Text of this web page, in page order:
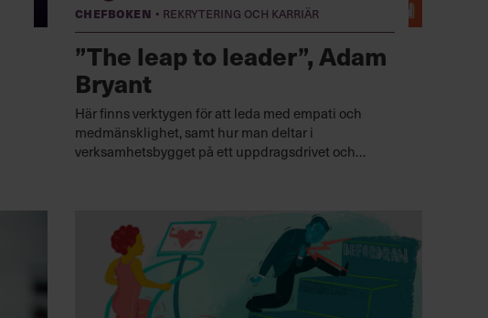
Chefboken · Rekrytering och karriär
”The leap to leader”, Adam
Bryant
Här finns verktygen för att leda med empati och
medmänsklighet, samt hur man deltar i
verksamhetsbygget på ett uppdragsdrivet och